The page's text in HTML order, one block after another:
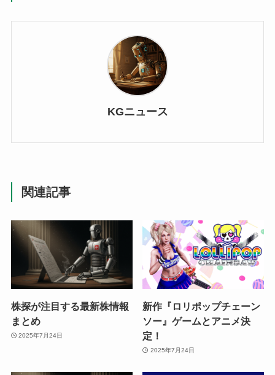
KGニュース
関連記事
株探が注目する最新株情報
まとめ
2025年7月24日
新作『ロリポップチェーン
ソー』ゲームとアニメ決
定！
2025年7月24日